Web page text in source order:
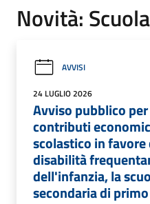
Novità: Scuola
AVVISI
24 LUGLIO 2026
Avviso pubblico
contributi
scolastico in
disabilità
dell'infanzia, la
secondaria di